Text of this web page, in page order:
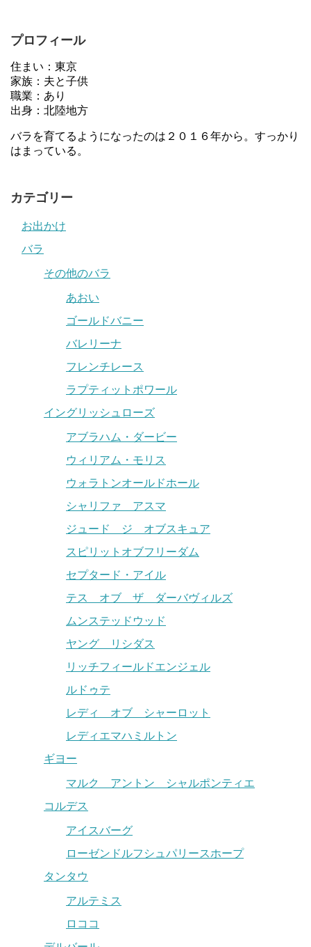
プロフィール
住まい：東京
家族：夫と子供
職業：あり
出身：北陸地方
バラを育てるようになったのは２０１６年から。すっかり
はまっている。
カテゴリー
お出かけ
バラ
その他のバラ
あおい
ゴールドバニー
バレリーナ
フレンチレース
ラプティットポワール
イングリッシュローズ
アブラハム・ダービー
ウィリアム・モリス
ウォラトンオールドホール
シャリファ アスマ
ジュード ジ オブスキュア
スピリットオブフリーダム
セプタード・アイル
テス オブ ザ ダーバヴィルズ
ムンステッドウッド
ヤング リシダス
リッチフィールドエンジェル
ルドゥテ
レディ オブ シャーロット
レディエマハミルトン
ギヨー
マルク アントン シャルポンティエ
コルデス
アイスバーグ
ローゼンドルフシュパリースホープ
タンタウ
アルテミス
ロココ